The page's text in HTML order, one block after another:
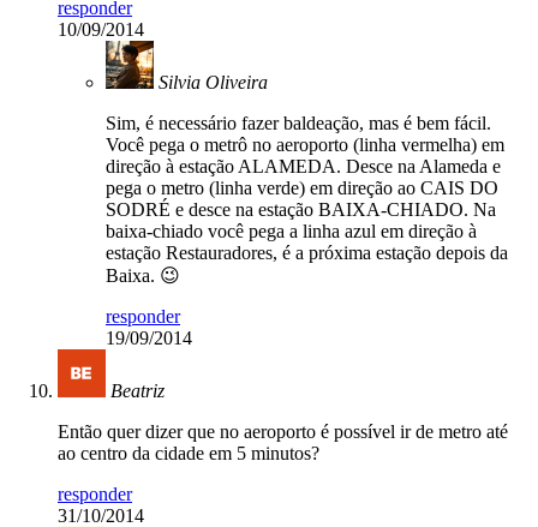
responder
10/09/2014
Silvia Oliveira
Sim, é necessário fazer baldeação, mas é bem fácil.
Você pega o metrô no aeroporto (linha vermelha) em
direção à estação ALAMEDA. Desce na Alameda e
pega o metro (linha verde) em direção ao CAIS DO
SODRÉ e desce na estação BAIXA-CHIADO. Na
baixa-chiado você pega a linha azul em direção à
estação Restauradores, é a próxima estação depois da
Baixa. 😉
responder
19/09/2014
Beatriz
Então quer dizer que no aeroporto é possível ir de metro até
ao centro da cidade em 5 minutos?
responder
31/10/2014